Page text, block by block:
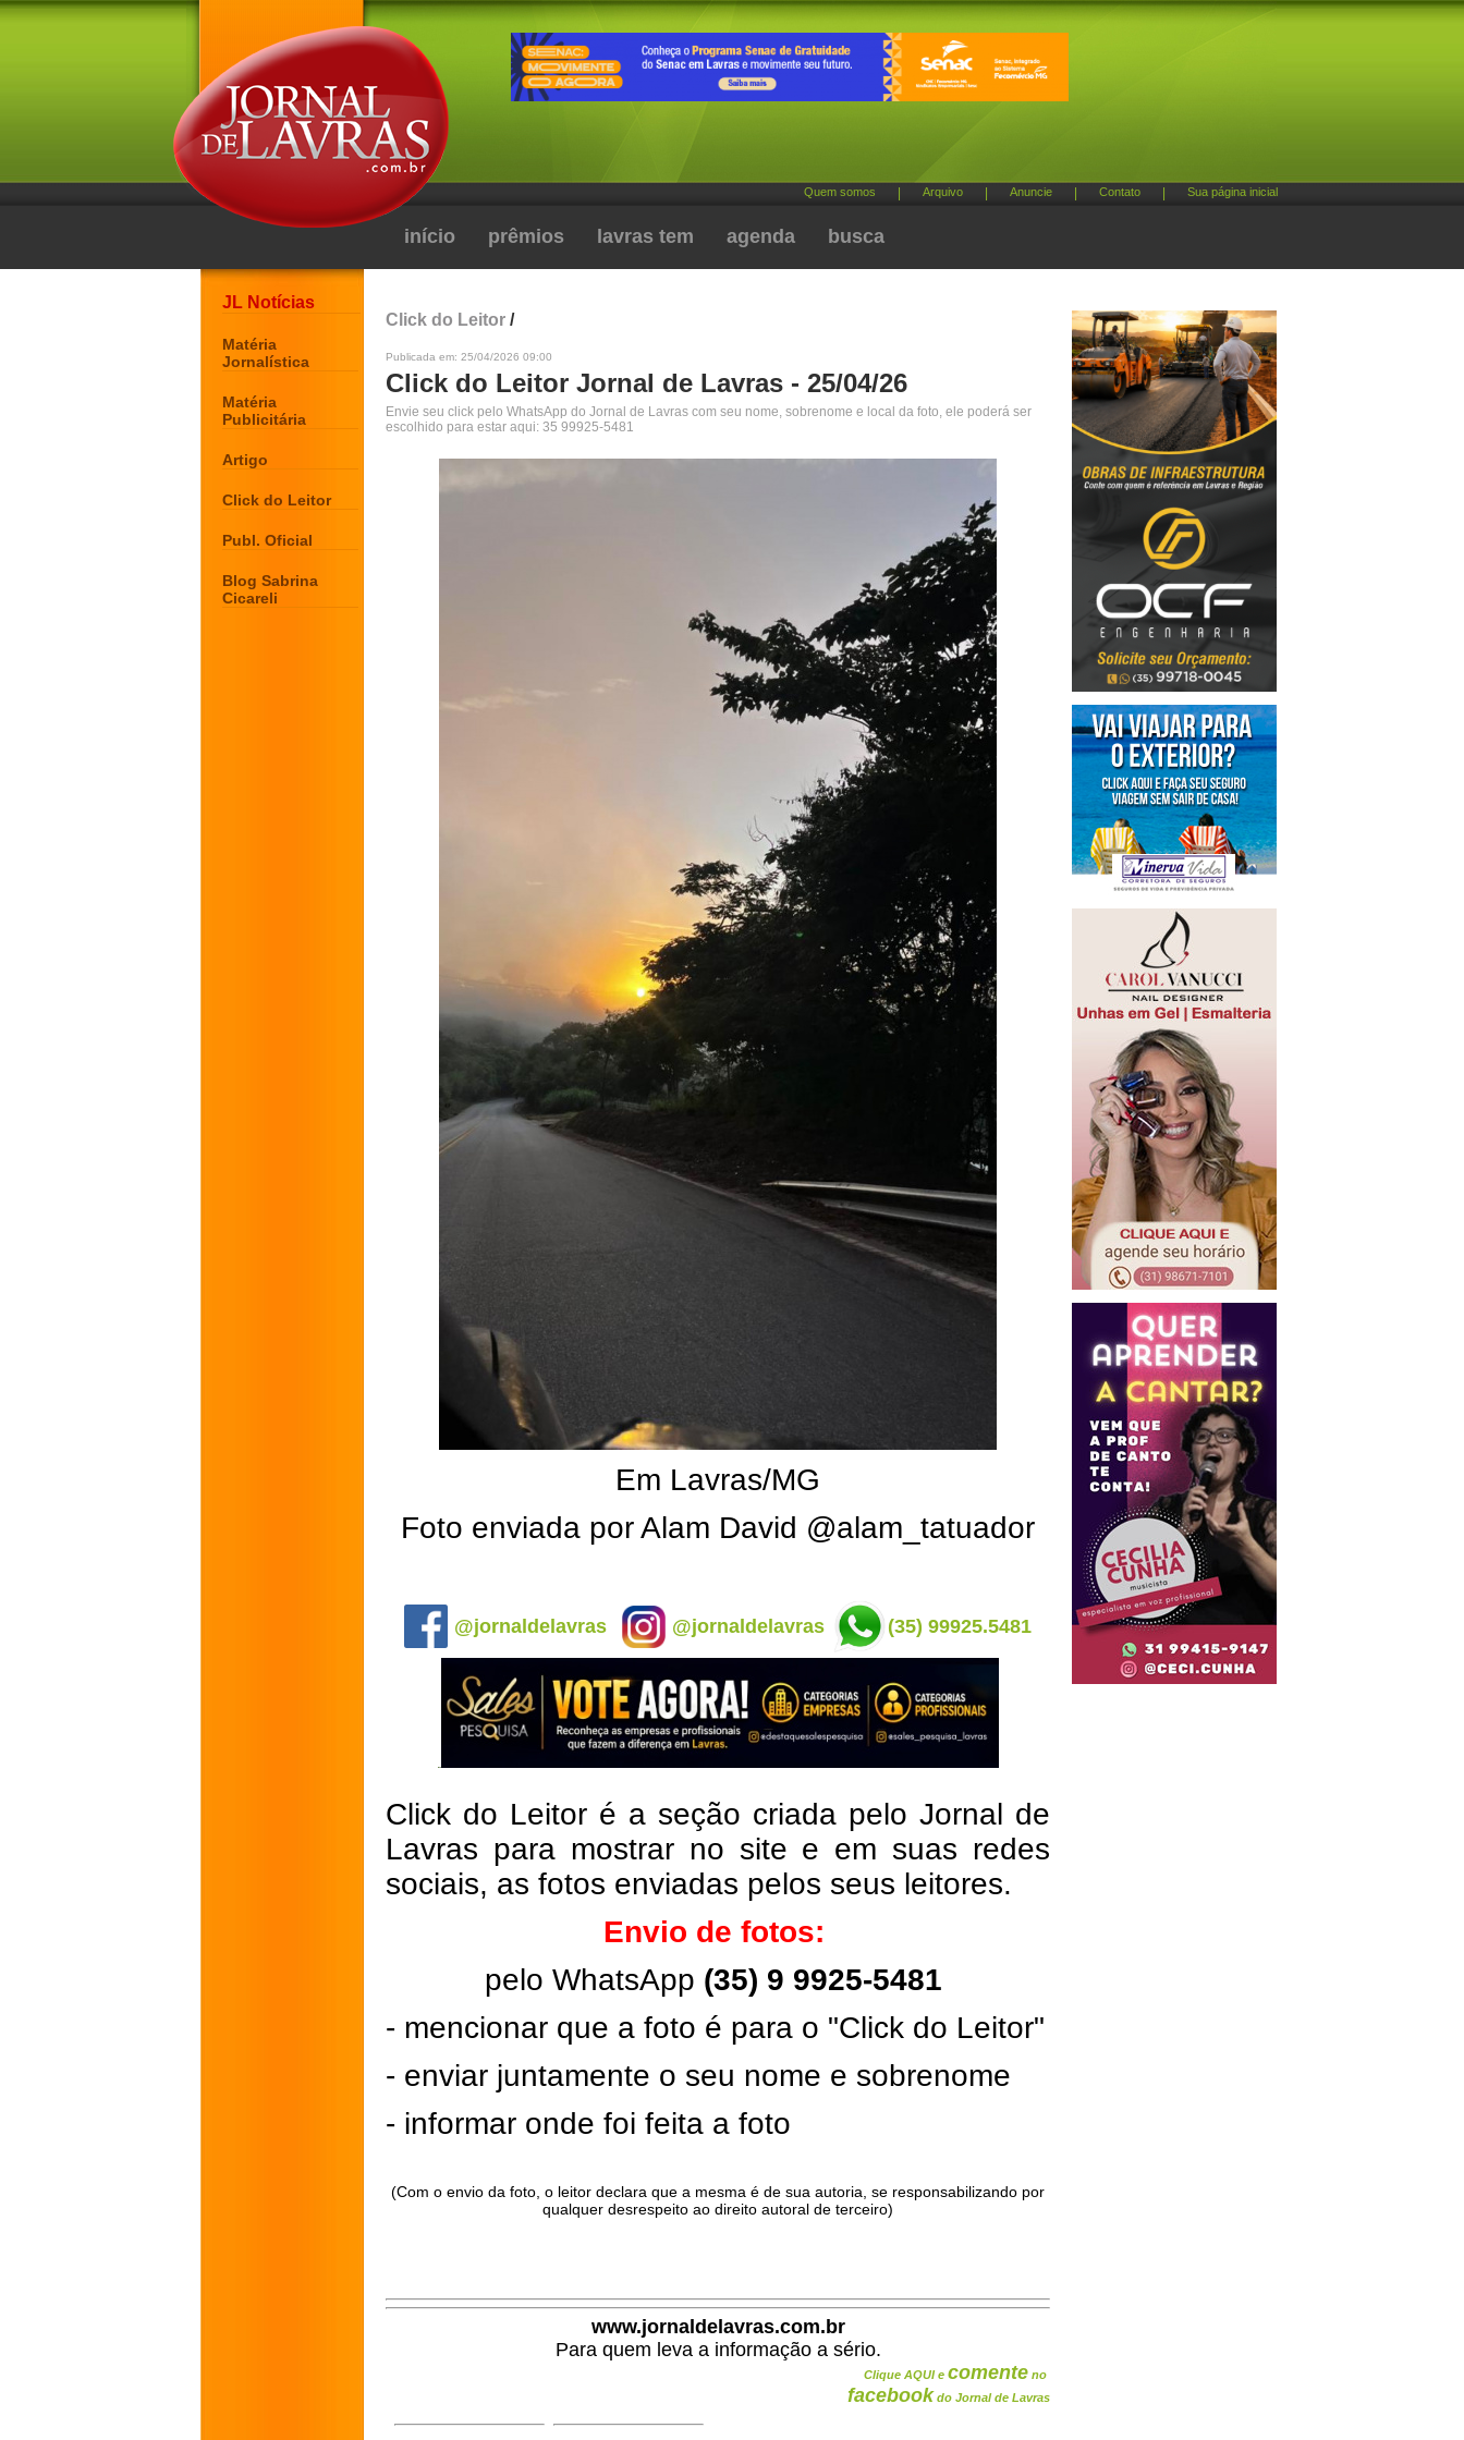
Quem somos Arquivo Anuncie Contato Sua página inicial
início prêmios lavras tem agenda busca
JL Notícias
Matéria
Jornalística
Matéria
Publicitária
Artigo
Click do Leitor
Publ. Oficial
Blog Sabrina
Cicareli
Click do Leitor /
Publicada em: 25/04/2026 09:00
Click do Leitor Jornal de Lavras - 25/04/26
Envie seu click pelo WhatsApp do Jornal de Lavras com seu nome, sobrenome e local da foto, ele poderá ser
escolhido para estar aqui: 35 99925-5481
Em Lavras/MG
Foto enviada por Alam David @alam_tatuador
@jornaldelavras @jornaldelavras (35) 99925.5481
Click do Leitor é a seção criada pelo Jornal de
Lavras para mostrar no site e em suas redes
sociais, as fotos enviadas pelos seus leitores.
Envio de fotos:
pelo WhatsApp (35) 9 9925-5481
- mencionar que a foto é para o "Click do Leitor"
- enviar juntamente o seu nome e sobrenome
- informar onde foi feita a foto
(Com o envio da foto, o leitor declara que a mesma é de sua autoria, se responsabilizando por
qualquer desrespeito ao direito autoral de terceiro)
www.jornaldelavras.com.br
Para quem leva a informação a sério.
Clique AQUI e comente no
facebook do Jornal de Lavras